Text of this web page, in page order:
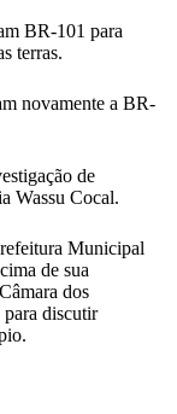
BR-101 para
terras.
novamente a BR-
de
Wassu Cocal.
Municipal
de sua
dos
para discutir